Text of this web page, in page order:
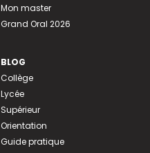
Mon master
Grand Oral 2026
BLOG
Collège
Lycée
Supérieur
Orientation
Guide pratique